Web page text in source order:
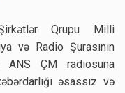
Qrupu Milli
və Radio Şurasının
ANS ÇM radiosuna
əsassız və